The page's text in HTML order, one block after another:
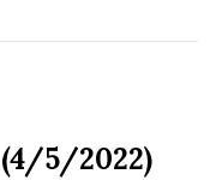
5/2022)